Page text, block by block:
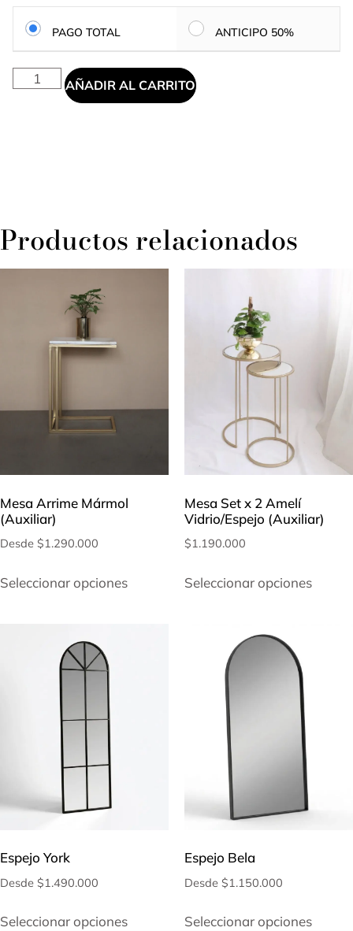
ANTICIPO 50%
PAGO TOTAL
AÑADIR AL CARRITO
Productos relacionados
Mesa Arrime Mármol
(Auxiliar)
Desde $1.290.000
Seleccionar opciones
Mesa Set x 2 Amelí
Vidrio/Espejo (Auxiliar)
$1.190.000
Seleccionar opciones
Espejo York
Desde $1.490.000
Seleccionar opciones
Espejo Bela
Desde $1.150.000
Seleccionar opciones